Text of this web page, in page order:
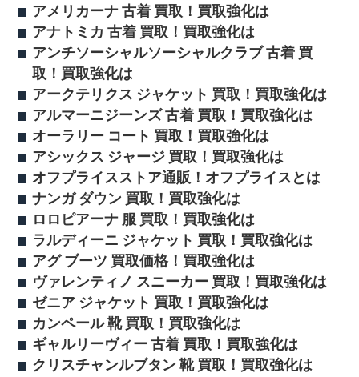
アメリカーナ 古着 買取！買取強化は
アナトミカ 古着 買取！買取強化は
アンチソーシャルソーシャルクラブ 古着 買
取！買取強化は
アークテリクス ジャケット 買取！買取強化は
アルマーニジーンズ 古着 買取！買取強化は
オーラリー コート 買取！買取強化は
アシックス ジャージ 買取！買取強化は
オフプライスストア通販！オフプライスとは
ナンガ ダウン 買取！買取強化は
ロロピアーナ 服 買取！買取強化は
ラルディーニ ジャケット 買取！買取強化は
アグ ブーツ 買取価格！買取強化は
ヴァレンティノ スニーカー 買取！買取強化は
ゼニア ジャケット 買取！買取強化は
カンペール 靴 買取！買取強化は
ギャルリーヴィー 古着 買取！買取強化は
クリスチャンルブタン 靴 買取！買取強化は